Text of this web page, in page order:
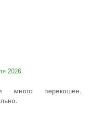
2026
много перекошен.